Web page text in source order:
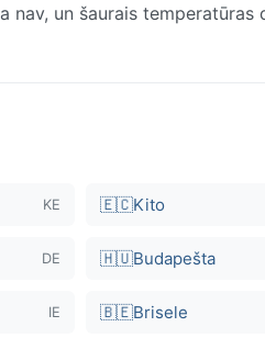
un šaurais temperatūras
KE 🇪🇨Kito
DE 🇭🇺Budapešta
IE 🇧🇪Brisele